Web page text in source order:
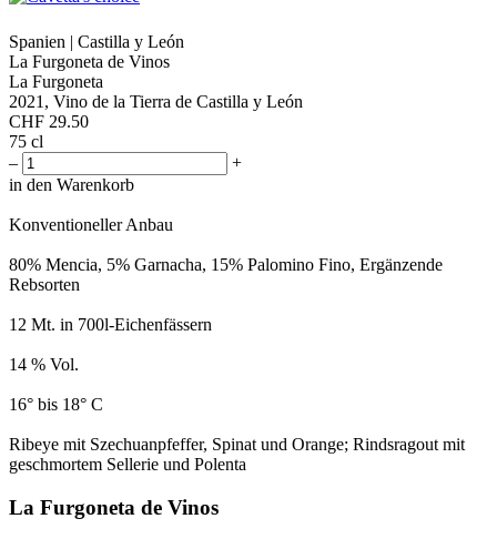
Spanien | Castilla y León
La Furgoneta de Vinos
La Furgoneta
2021, Vino de la Tierra de Castilla y León
CHF 29.50
75 cl
–
+
in den Warenkorb
Konventioneller Anbau
80% Mencia, 5% Garnacha, 15% Palomino Fino, Ergänzende
Rebsorten
12 Mt. in 700l-Eichenfässern
14 % Vol.
16° bis 18° C
Ribeye mit Szechuanpfeffer, Spinat und Orange; Rindsragout mit
geschmortem Sellerie und Polenta
La Furgoneta de Vinos